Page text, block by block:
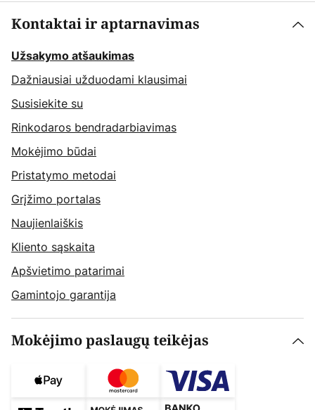
Kontaktai ir aptarnavimas
Užsakymo atšaukimas
Dažniausiai užduodami klausimai
Susisiekite su
Rinkodaros bendradarbiavimas
Mokėjimo būdai
Pristatymo metodai
Grįžimo portalas
Naujienlaiškis
Kliento sąskaita
Apšvietimo patarimai
Gamintojo garantija
Mokėjimo paslaugų teikėjas